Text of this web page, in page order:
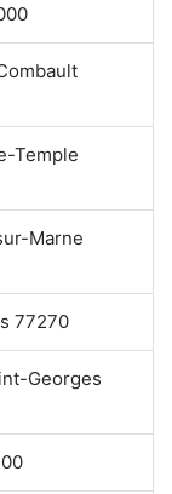
Temple
Marne
77270
Georges